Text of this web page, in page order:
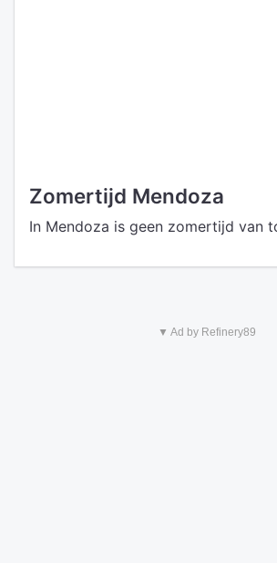
Zomertijd Mendoza
In Mendoza is geen zomertijd van
▼ Ad by Refinery89